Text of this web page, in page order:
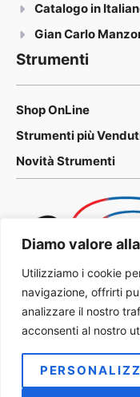
Diamo valore
Utilizziamo i cookie
navigazione, offrirti
analizzare il nostro
acconsenti al nostro
Catalogo in
Gian Carlo
Strumenti
Shop OnLine
Strumenti più
Novità Strumenti